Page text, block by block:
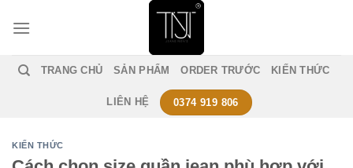
TRANG CHỦ SẢN PHẨM ORDER TRƯỚC KIẾN THỨC
LIÊN HỆ 0374 919 806
KIẾN THỨC